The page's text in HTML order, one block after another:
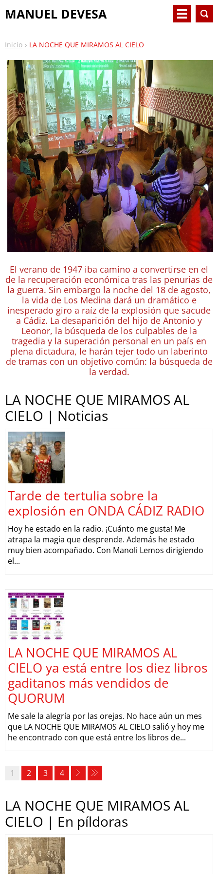
MANUEL DEVESA
Inicio LA NOCHE QUE MIRAMOS AL CIELO
El verano de 1947 iba camino a convertirse en el
de la recuperación económica tras las penurias de
la guerra. Sin embargo la noche del 18 de agosto,
la vida de Los Medina dará un dramático e
inesperado giro a raíz de la explosión que sacude
a Cádiz. La desaparición del hijo de Antonio y
Leonor, la búsqueda de los culpables de la
tragedia y la superación personal en un país en
plena dictadura, le harán tejer todo un laberinto
de tramas con un objetivo común: la búsqueda de
la verdad.
LA NOCHE QUE MIRAMOS AL
CIELO | Noticias
Tarde de tertulia sobre la
explosión en ONDA CÁDIZ RADIO
Hoy he estado en la radio. ¡Cuánto me gusta! Me
atrapa la magia que desprende. Además he estado
muy bien acompañado. Con Manoli Lemos dirigiendo
el...
LA NOCHE QUE MIRAMOS AL
CIELO ya está entre los diez libros
gaditanos más vendidos de
QUORUM
Me sale la alegría por las orejas. No hace aún un mes
que LA NOCHE QUE MIRAMOS AL CIELO salió y hoy me
he encontrado con que está entre los libros de...
1 2 3 4
LA NOCHE QUE MIRAMOS AL
CIELO | En píldoras